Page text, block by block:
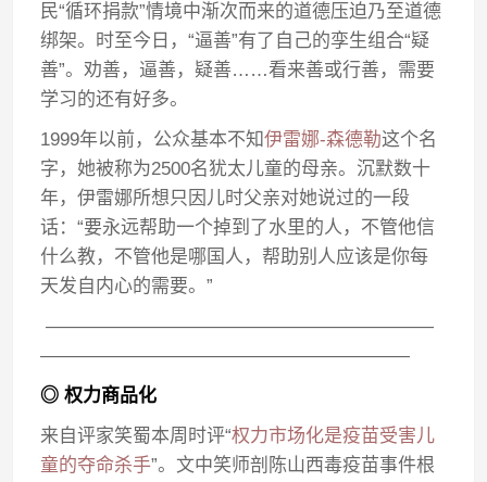
民“循环捐款”情境中渐次而来的道德压迫乃至道德
绑架。时至今日，“逼善”有了自己的孪生组合“疑
善”。劝善，逼善，疑善……看来善或行善，需要
学习的还有好多。
1999年以前，公众基本不知伊雷娜-森德勒这个名
字，她被称为2500名犹太儿童的母亲。沉默数十
年，伊雷娜所想只因儿时父亲对她说过的一段
话：“要永远帮助一个掉到了水里的人，不管他信
什么教，不管他是哪国人，帮助别人应该是你每
天发自内心的需要。”
—————————————————————
————————————————————
◎ 权力商品化
来自评家笑蜀本周时评“权力市场化是疫苗受害儿
童的夺命杀手”。文中笑师剖陈山西毒疫苗事件根